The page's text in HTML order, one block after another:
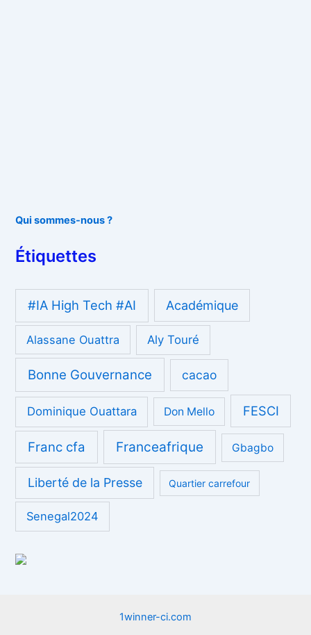
Qui sommes-nous ?
Étiquettes
#IA High Tech #AI Académique
Alassane Ouattra Aly Touré
Bonne Gouvernance cacao
Dominique Ouattara Don Mello FESCI
Franc cfa Franceafrique Gbagbo
Liberté de la Presse Quartier carrefour
Senegal2024
1winner-ci.com